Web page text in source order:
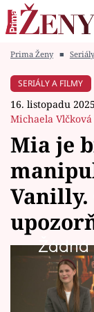
Módní alarm
Témata
Celebrity
Vztahy
Seriály
Prima Ženy ■
SERIÁLY A FILMY
16. listopadu
Michaela Vlčková
Mia je
Žádná